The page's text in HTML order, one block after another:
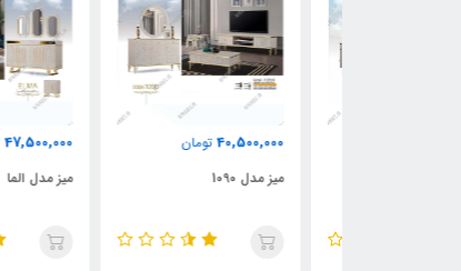
40,500,000 تومان
میز مدل 1090
47,500,000 تومان
میز مدل الما